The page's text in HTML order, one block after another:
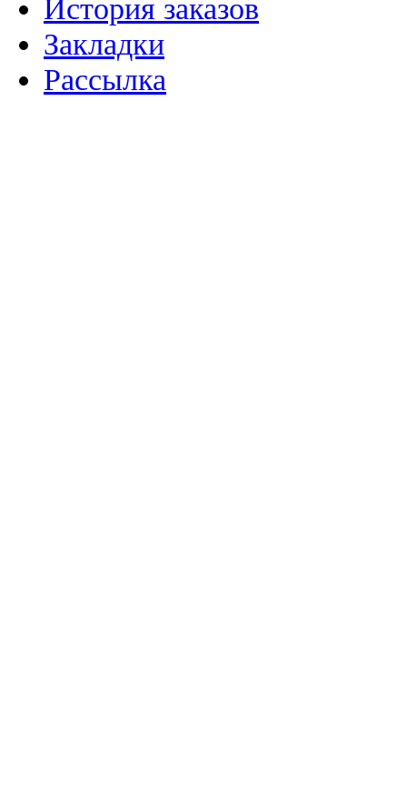
История заказов
Закладки
Рассылка